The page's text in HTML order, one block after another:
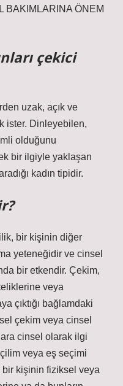
ÖNEM
çekici
uzak, açık ve
ister. Dinleyebilen,
olduğunu
bir ilgiyle yaklaşan
kadın tipidir.
bir kişinin diğer
yeteneğidir ve cinsel
bir etkendir. Çekim,
veya
çıktığı bağlamdaki
çekim veya cinsel
cinsel olarak ilgi
veya eş seçimi
kişinin fiziksel veya